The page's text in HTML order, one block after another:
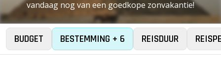
vandaag nog van een goedkope zonvakantie!
BUDGET BESTEMMING + 6 REISDUUR